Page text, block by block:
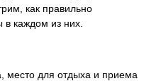
как правильно
в каждом из них.
место для отдыха и приема